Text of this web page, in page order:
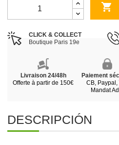

CLICK & COLLECT
Boutique Paris 19e
Livraison 24/48h
Offerte à partir de 150€
Paiement
CB, Paypal,
Mandat
DESCRIPCIÓN